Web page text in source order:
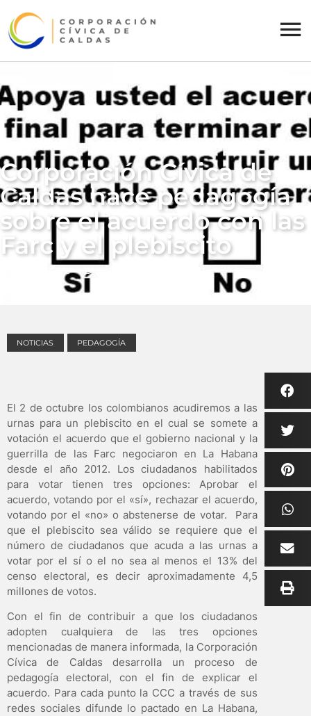
Corporación Cívica de
Caldas hace pedagogía
sobre el acuerdo con las
Farc y el plebiscito
Agosto 18, 2016
El 2 de octubre los colombianos acudiremos a las
urnas para un plebiscito en el cual se somete a
votación el acuerdo que el gobierno nacional y la
guerrilla de las Farc negociaron en La Habana
desde el año 2012. Los ciudadanos habilitados
para votar tienen tres opciones: Aprobar el
acuerdo, votando por el «sí», rechazar el acuerdo,
votando por el «no» o abstenerse de votar. Para
que el plebiscito sea válido se requiere que el
número de ciudadanos que acuda a las urnas a
votar por el sí o el no sea al menos el 13% del
censo electoral, es decir aproximadamente 4,5
millones de votos.
Con el fin de contribuir a que los ciudadanos
adopten cualquiera de las tres opciones
mencionadas de manera informada, la Corporación
Cívica de Caldas desarrolla un proceso de
pedagogía electoral, con el fin de explicar el
acuerdo. Para cada punto la CCC a través de sus
redes sociales difunde lo pactado en La Habana,
NOTICIAS PEDAGOGÍA